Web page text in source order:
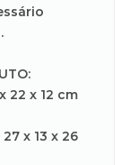
22 x 12 cm
x 13 x 26